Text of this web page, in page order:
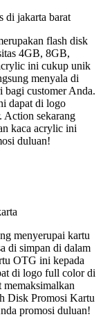
flash disk
4GB, 8GB,
ini cukup unik
menyala di
bagi customer Anda.
dapat di logo
Action sekarang
kaca acrylic ini
duluan!
menyerupai kartu
di simpan di dalam
OTG ini kepada
di logo full color di
memaksimalkan
Disk Promosi Kartu
promosi duluan!